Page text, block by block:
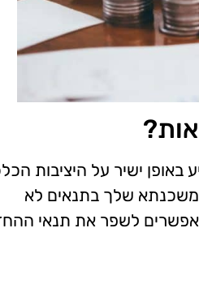
באופן ישיר על היציבות
שלך בתנאים לא
מאפשרים לשפר את תנאי